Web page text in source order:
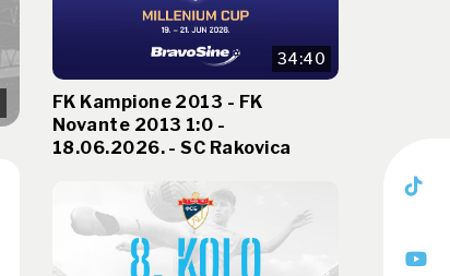
34:40
FK Kampione 2013 - FK
Novante 2013 1:0 -
18.06.2026. - SC Rakovica